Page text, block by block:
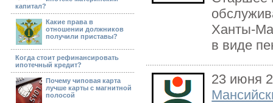
капитал?
Какие права в
отношении должников
получили приставы?
Когда стоит рефинансировать
ипотечный кредит?
Почему чиповая карта
лучше карты с магнитной
полосой
Ханты-
в виде
23 июня